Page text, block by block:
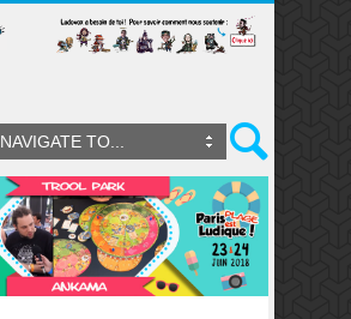
NAVIGATE TO...